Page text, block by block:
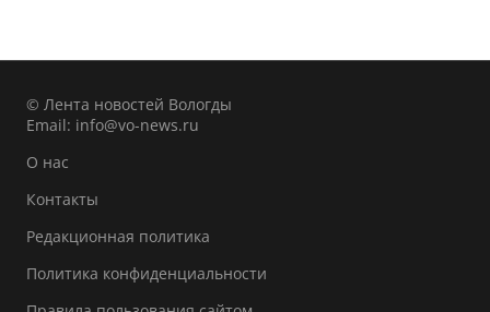
© Лента новостей Вологды
Email: info@vo-news.ru
О нас
Контакты
Редакционная политика
Политика конфиденциальности